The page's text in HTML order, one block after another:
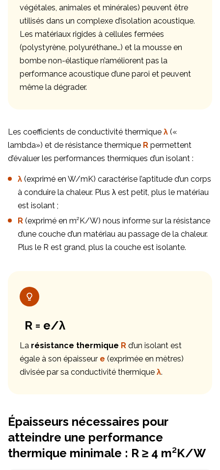
végétales, animales et minérales) peuvent être
utilisés dans un complexe d’isolation acoustique.
Les matériaux rigides à cellules fermées
(polystyrène, polyuréthane…) et la mousse en
bombe non-élastique n’améliorent pas la
performance acoustique d’une paroi et peuvent
même la dégrader.
Les coefficients de conductivité thermique λ («
lambda») et de résistance thermique R permettent
d’évaluer les performances thermiques d’un isolant :
λ (exprimé en W/mK) caractérise l’aptitude d’un corps
à conduire la chaleur. Plus λ est petit, plus le matériau
est isolant ;
R (exprimé en m²K/W) nous informe sur la résistance
d’une couche d’un matériau au passage de la chaleur.
Plus le R est grand, plus la couche est isolante.
R = e/λ
La résistance thermique R d’un isolant est
égale à son épaisseur e (exprimée en mètres)
divisée par sa conductivité thermique λ.
Épaisseurs nécessaires pour
atteindre une performance
thermique minimale : R ≥ 4 m²K/W